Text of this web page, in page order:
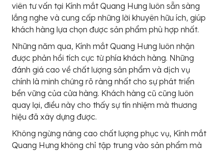
viên tư vấn tại Kính mắt Quang Hưng luôn sẵn sàng
lắng nghe và cung cấp những lời khuyên hữu ích, giúp
khách hàng lựa chọn được sản phẩm phù hợp nhất.
Những năm qua, Kính mắt Quang Hưng luôn nhận
được phản hồi tích cực từ phía khách hàng. Những
đánh giá cao về chất lượng sản phẩm và dịch vụ
chính là minh chứng rõ ràng nhất cho sự phát triển
bền vững của cửa hàng. Khách hàng cũ cũng luôn
quay lại, điều này cho thấy sự tín nhiệm mà thương
hiệu đã xây dựng được.
Không ngừng nâng cao chất lượng phục vụ, Kính mắt
Quang Hưng không chỉ tập trung vào sản phẩm mà